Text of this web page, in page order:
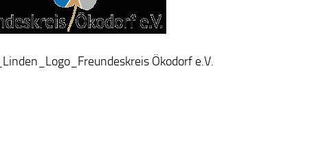
Ökodorf e.V.